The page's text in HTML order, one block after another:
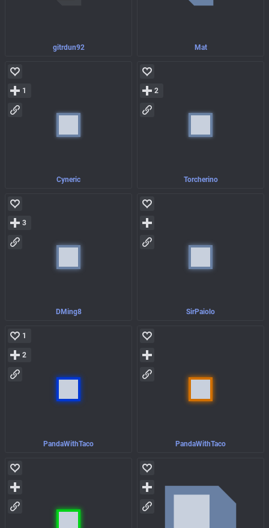
gitrdun92 Mat
Cyneric
1
Torcherino
2
DMing8
3
SirPaiolo
PandaWithTaco
1
2
PandaWithTaco